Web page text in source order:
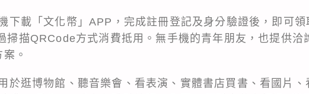
下載「文化幣」APP，完成註冊登記及身分驗證後，即可領
掃描QRCode方式消費抵用。無手機的青年朋友，也提供洽
。
於逛博物館、聽音樂會、看表演、實體書店買書、看國片